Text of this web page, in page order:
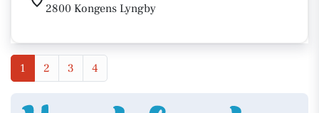
2800 Kongens Lyngby
1 2 3 4